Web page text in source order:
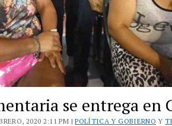
se entrega en
2020 2:11 PM |POLÍTICA Y GOBIERNO Y